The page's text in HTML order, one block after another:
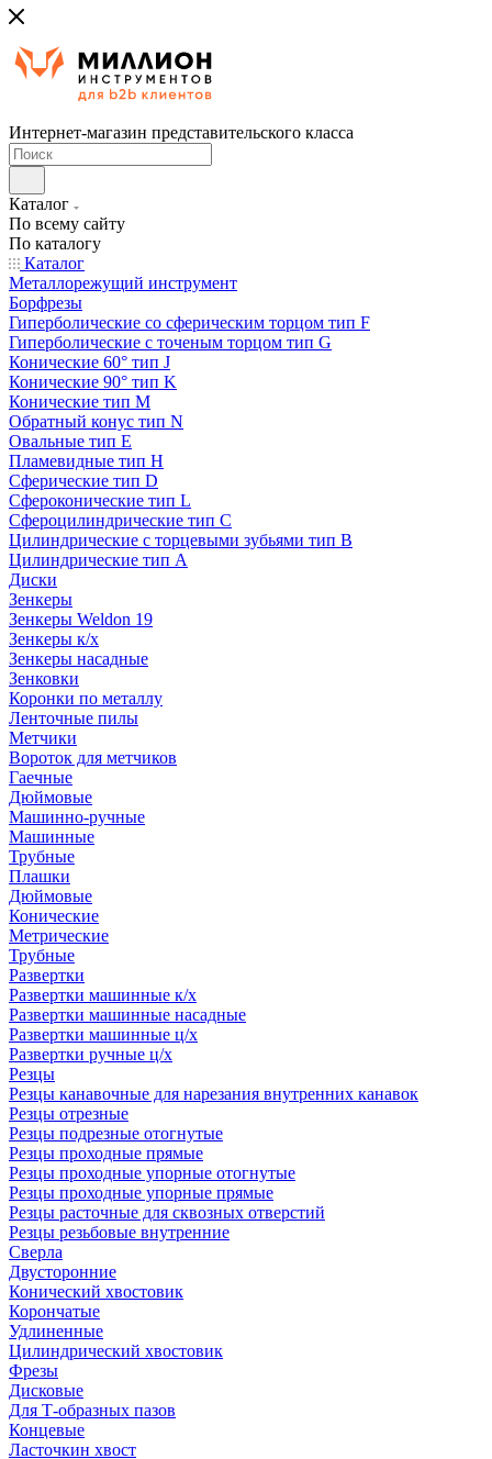
Интернет-магазин представительского класса
Каталог
По всему сайту
По каталогу
Каталог
Металлорежущий инструмент
Борфрезы
Гиперболические cо сферическим торцом тип F
Гиперболические с точеным торцом тип G
Конические 60° тип J
Конические 90° тип K
Конические тип M
Обратный конус тип N
Овальные тип E
Пламевидные тип H
Сферические тип D
Сфероконические тип L
Сфероцилиндрические тип C
Цилиндрические с торцевыми зубьями тип B
Цилиндрические тип А
Диски
Зенкеры
Зенкеры Weldon 19
Зенкеры к/х
Зенкеры насадные
Зенковки
Коронки по металлу
Ленточные пилы
Метчики
Вороток для метчиков
Гаечные
Дюймовые
Машинно-ручные
Машинные
Трубные
Плашки
Дюймовые
Конические
Метрические
Трубные
Развертки
Развертки машинные к/х
Развертки машинные насадные
Развертки машинные ц/х
Развертки ручные ц/х
Резцы
Резцы канавочные для нарезания внутренних канавок
Резцы отрезные
Резцы подрезные отогнутые
Резцы проходные прямые
Резцы проходные упорные отогнутые
Резцы проходные упорные прямые
Резцы расточные для сквозных отверстий
Резцы резьбовые внутренние
Сверла
Двусторонние
Конический хвостовик
Корончатые
Удлиненные
Цилиндрический хвостовик
Фрезы
Дисковые
Для Т-образных пазов
Концевые
Ласточкин хвост